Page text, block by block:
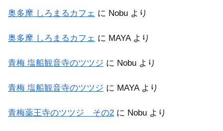
奥多摩 しろまるカフェ に Nobu より
奥多摩 しろまるカフェ に MAYAより
青梅 塩船観音寺のツツジ に Nobu より
青梅 塩船観音寺のツツジ に MAYAより
青梅薬王寺のツツジ その2 に Nobu より